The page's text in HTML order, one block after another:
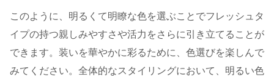
このように、明るくて明瞭な色を選ぶことでフレッシュタ
イプの持つ親しみやすさや活力をさらに引き立てることが
できます。装いを華やかに彩るために、色選びを楽しんで
みてください。全体的なスタイリングにおいて、明るい色